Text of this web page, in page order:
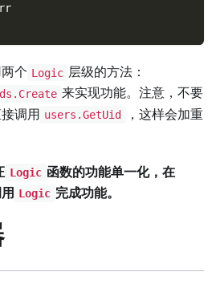
个 Logic 层级的方法：
来实现功能。注意，不要
调用 users.GetUid ，这样会加重
Logic 函数的功能单一化，在
Logic 完成功能。